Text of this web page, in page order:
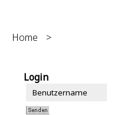
Home >
Login